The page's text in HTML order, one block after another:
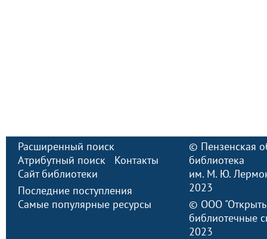
Расширенный поиск
Атрибутный поиск
Контакты
Сайт библиотеки
Последние поступления
Самые популярные ресурсы
© Пензенская
библиотека
им. М. Ю.
2023
© ООО
библиотечные
2023